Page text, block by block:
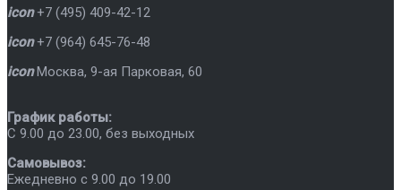
icon +7 (495) 409-42-12
icon +7 (964) 645-76-48
icon Москва, 9-ая Парковая, 60
График работы:
C 9.00 до 23.00, без выходных
Самовывоз:
Ежедневно с 9.00 до 19.00